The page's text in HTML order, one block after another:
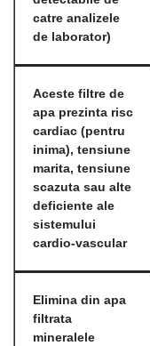
catre analizele
de laborator)
Aceste filtre de
apa prezinta risc
cardiac (pentru
inima), tensiune
marita, tensiune
scazuta sau alte
deficiente ale
sistemului
cardio-vascular
Elimina din apa
filtrata
mineralele